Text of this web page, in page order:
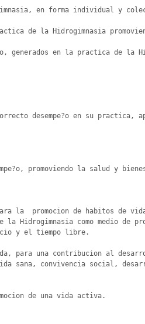
en forma individual y
de la Hidrogimnasia
en la practica de la
desempe?o en su practica,
promoviendo la salud y
la  promocion de habitos de
Hidrogimnasia como medio de
y el tiempo libre.
para una contribucion al
sana, convivencia social,
de una vida activa.